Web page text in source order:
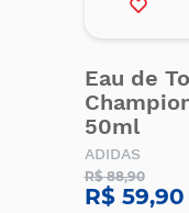
Eau de
50ml
ADIDAS
R$ 88,90
R$ 59,90